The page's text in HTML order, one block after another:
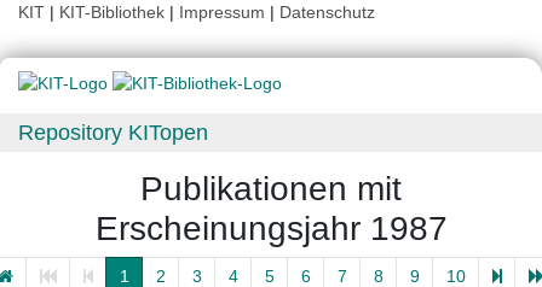
KIT | KIT-Bibliothek | Impressum | Datenschutz
Repository KITopen
Publikationen mit
Erscheinungsjahr 1987
1 2 3 4 5 6 7 8 9 10